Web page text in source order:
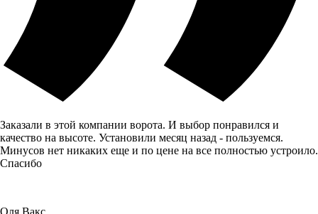
Заказали в этой компании ворота. И выбор понравился и
качество на высоте. Установили месяц назад - пользуемся.
Минусов нет никаких еще и по цене на все полностью устроило.
Спасибо
Оля Вакс